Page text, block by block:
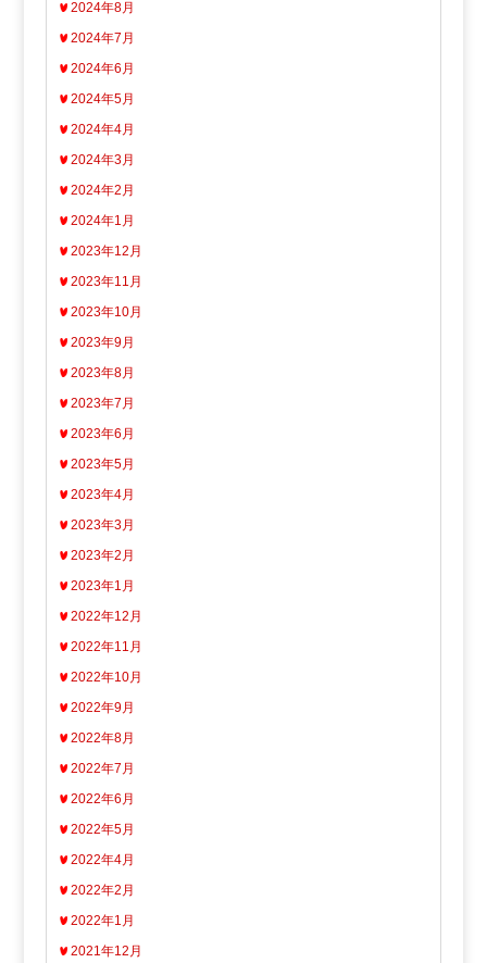
2024年8月
2024年7月
2024年6月
2024年5月
2024年4月
2024年3月
2024年2月
2024年1月
2023年12月
2023年11月
2023年10月
2023年9月
2023年8月
2023年7月
2023年6月
2023年5月
2023年4月
2023年3月
2023年2月
2023年1月
2022年12月
2022年11月
2022年10月
2022年9月
2022年8月
2022年7月
2022年6月
2022年5月
2022年4月
2022年2月
2022年1月
2021年12月